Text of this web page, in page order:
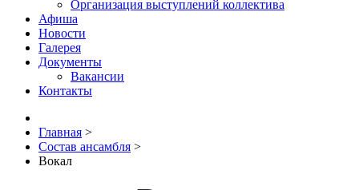
Организация выступлений коллектива
Афиша
Новости
Галерея
Документы
Вакансии
Контакты
Главная >
Состав ансамбля >
Вокал